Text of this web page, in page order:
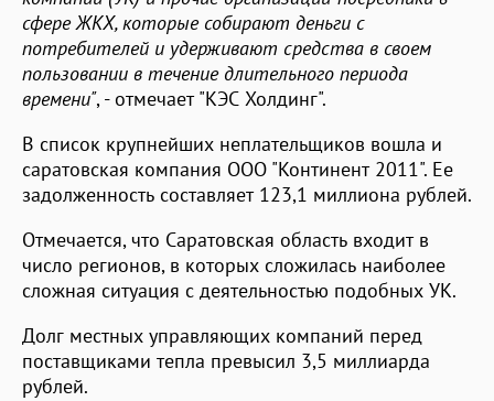
сфере ЖКХ, которые собирают деньги с
потребителей и удерживают средства в своем
пользовании в течение длительного периода
времени", - отмечает "КЭС Холдинг".
В список крупнейших неплательщиков вошла и
саратовская компания ООО "Континент 2011". Ее
задолженность составляет 123,1 миллиона рублей.
Отмечается, что Саратовская область входит в
число регионов, в которых сложилась наиболее
сложная ситуация с деятельностью подобных УК.
Долг местных управляющих компаний перед
поставщиками тепла превысил 3,5 миллиарда
рублей.